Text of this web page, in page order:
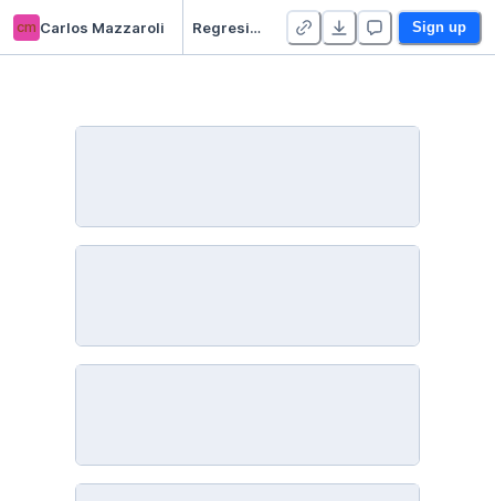
cm Carlos Mazzaroli Regresión Logística con Python y scikit-learn Sign up